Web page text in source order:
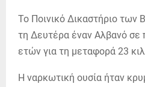
Το Ποινικό Δικαστήριο των
τη Δευτέρα έναν Αλβανό σε
ετών για τη μεταφορά 23
Η ναρκωτική ουσία ήταν